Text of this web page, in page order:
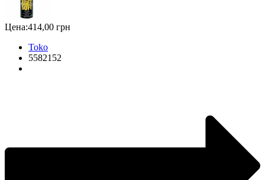
Цена:414,00 грн
Toko
5582152